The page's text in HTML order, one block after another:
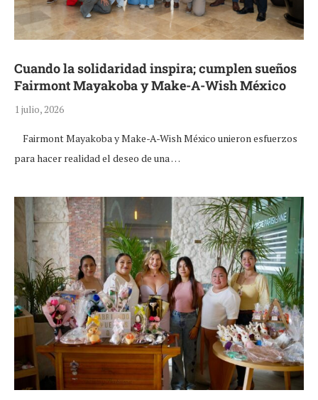
Cuando la solidaridad inspira; cumplen sueños
Fairmont Mayakoba y Make-A-Wish México
1 julio, 2026
Fairmont Mayakoba y Make-A-Wish México unieron esfuerzos
para hacer realidad el deseo de una …